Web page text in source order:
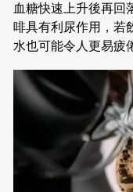
血糖快速上升後再回
啡具有利尿作用，若
水也可能令人更易疲